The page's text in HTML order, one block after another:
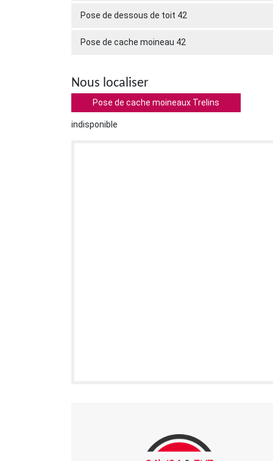
Pose de dessous de toit 42
Pose de cache moineau 42
Nous localiser
Pose de cache moineaux Trelins
indisponible